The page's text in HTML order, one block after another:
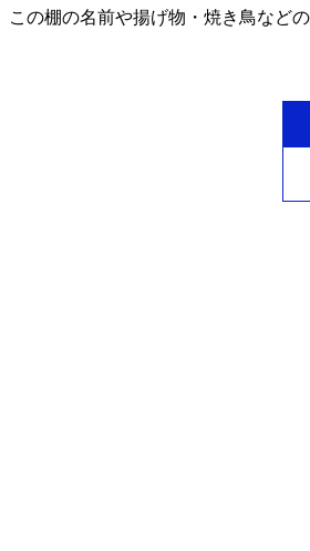
この棚の名前や揚げ物・焼き鳥など